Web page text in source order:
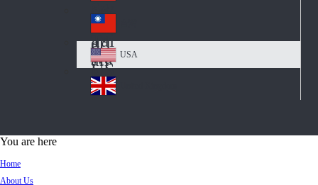
erl
an
d
Sw
itz
erl
an
d
Tai
wa
n
US
A
USA
d
You are here
Home
About Us